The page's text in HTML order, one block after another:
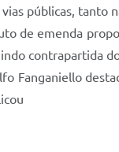
vias públicas, tanto
de emenda
contrapartida
Fanganiello